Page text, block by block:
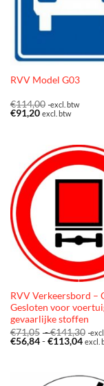
RVV Model G03
€114,00 excl. btw
€91,20 excl. btw
RVV Verkeersbord –
Gesloten voor
gevaarlijke stoffen
€71,05 -€141,30
€56,84 - €113,04 excl.